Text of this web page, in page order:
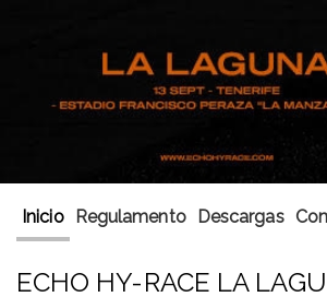
Inicio Regulamento Descargas
ECHO HY-RACE LA